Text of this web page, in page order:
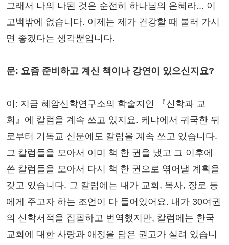
그래서 나의 나된 것은 순전히 하나님의 은혜라... 이
고백밖에 없습니다. 이제는 제가 건강할 때 불러 가시
면 좋겠다는 생각뿐입니다.
문: 요즘 준비하고 계신 책이나 강연이 있으신지요?
이: 지금 혜암신학연구소의 학술지인 『신학과 교
회』에 칼럼을 계속 쓰고 있지요. 케냐에서 귀국한 뒤
로부터 기독교 신문에도 칼럼을 계속 쓰고 있습니다.
그 칼럼들을 모아서 이미 책 한 권을 냈고 그 이후에
쓴 칼럼들을 모아서 다시 책 한 권으로 엮어낼 계획을
갖고 있습니다. 그 칼럼에는 내가 교회, 목사, 장로 등
에게 주고자 하는 조언이 다 들어있어요. 내가 30여권
의 신학서적을 집필하고 번역했지만, 칼럼에는 한국
교회에 대한 사랑과 애정을 담은 권고가 실려 있습니